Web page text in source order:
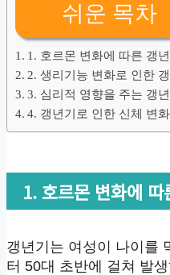
쉬운 목차
1. 호르몬 변화에 따른 갱
2. 생리기능 변화로 인한
3. 심리적 영향을 주는 갱
4. 갱년기로 인한 신체 변
1. 호르몬 변화에
갱년기는 여성이 나이를
터 50대 초반에 걸쳐 발